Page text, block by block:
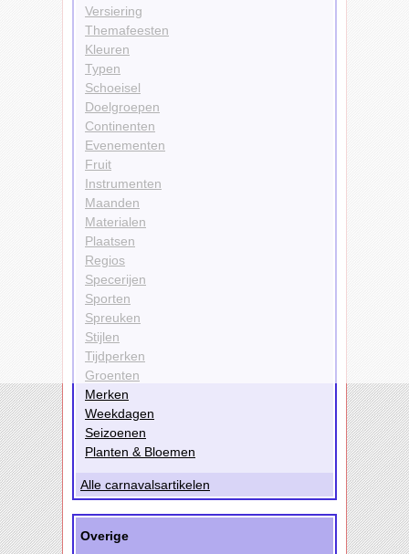
Versiering
Themafeesten
Kleuren
Typen
Schoeisel
Doelgroepen
Continenten
Evenementen
Fruit
Instrumenten
Maanden
Materialen
Plaatsen
Regios
Specerijen
Sporten
Spreuken
Stijlen
Tijdperken
Groenten
Merken
Weekdagen
Seizoenen
Planten & Bloemen
Alle carnavalsartikelen
Overige